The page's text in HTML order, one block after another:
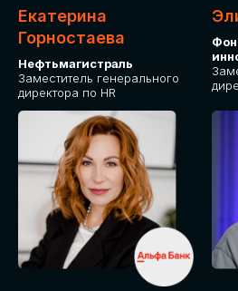
Екатерина
Горностаева
Нефтьмагистраль
Заместитель генерального
директора по HR
Приглашаем стать партнером
TECH FORUM и презентовать ваши
решения целевой аудитории. Будем
рады сотрудничеству!
ПОДАТЬ ЗАЯВКУ
СТОИМОСТЬ
УЧАСТИЯ